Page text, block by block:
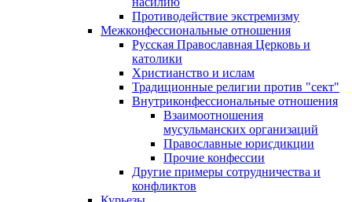
Противодействие экстремизму
Межконфессиональные отношения
Русская Православная Церковь и
католики
Христианство и ислам
Традиционные религии против "сект"
Внутриконфессиональные отношения
Взаимоотношения
мусульманских организаций
Православные юрисдикции
Прочие конфессии
Другие примеры сотрудничества и
конфликтов